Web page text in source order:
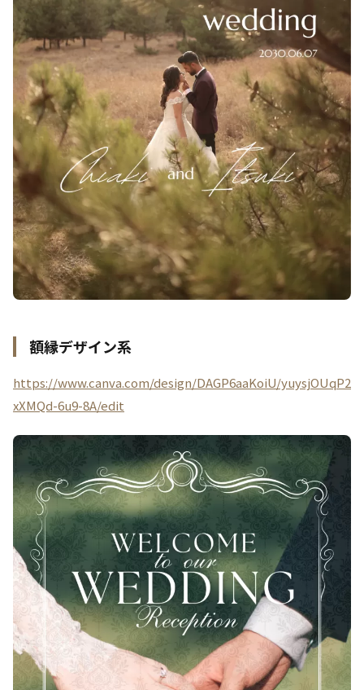
額縁デザイン系
https://www.canva.com/design/DAGP6aaKoiU/yuysjOUqP2
xXMQd-6u9-8A/edit